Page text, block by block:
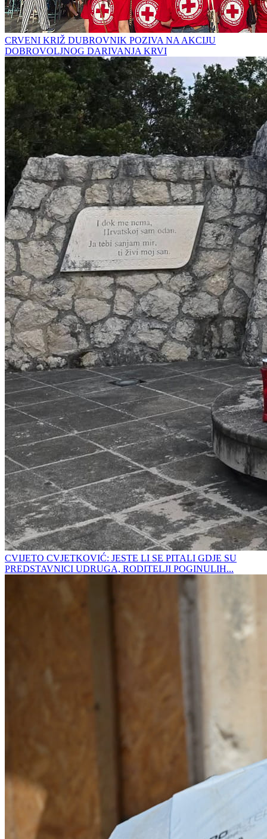
CRVENI KRIŽ DUBROVNIK POZIVA NA AKCIJU
DOBROVOLJNOG DARIVANJA KRVI
CVIJETO CVJETKOVIĆ: JESTE LI SE PITALI GDJE SU
PREDSTAVNICI UDRUGA, RODITELJI POGINULIH...